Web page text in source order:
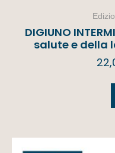
DIGIUNO
salute e della